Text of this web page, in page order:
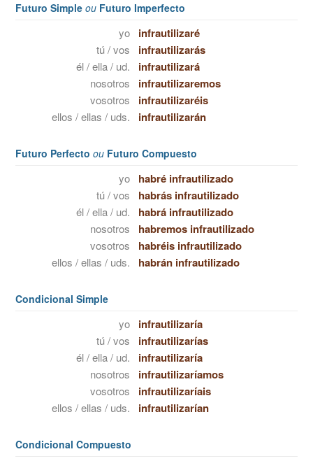
Futuro Simple ou Futuro Imperfecto
yo infrautilizaré
tú / vos infrautilizarás
él / ella / ud. infrautilizará
nosotros infrautilizaremos
vosotros infrautilizaréis
ellos / ellas / uds. infrautilizarán
Futuro Perfecto ou Futuro Compuesto
yo habré infrautilizado
tú / vos habrás infrautilizado
él / ella / ud. habrá infrautilizado
nosotros habremos infrautilizado
vosotros habréis infrautilizado
ellos / ellas / uds. habrán infrautilizado
Condicional Simple
yo infrautilizaría
tú / vos infrautilizarías
él / ella / ud. infrautilizaría
nosotros infrautilizaríamos
vosotros infrautilizaríais
ellos / ellas / uds. infrautilizarían
Condicional Compuesto